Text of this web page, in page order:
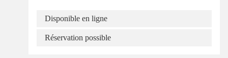
Disponible en ligne
Réservation possible